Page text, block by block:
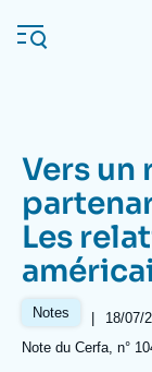
au
contenu
Navigation
principale
L'Ifri
Analyses
À propos de l'Ifri
Vers un
Les
Notes |
Date
18/07/
Références
Note du Cerfa, n°